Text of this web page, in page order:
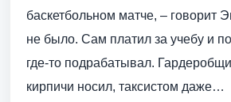
баскетбольном матче, – говорит
не было. Сам платил за учебу и
где-то подрабатывал.
кирпичи носил, таксистом даже…